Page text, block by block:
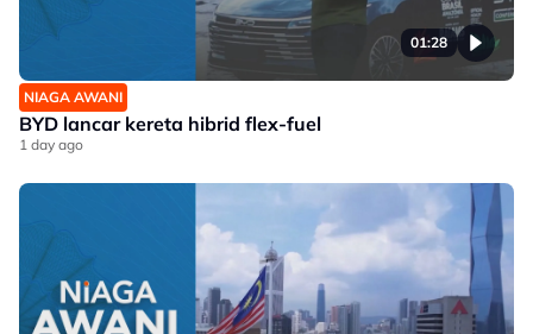
01:28
NIAGA AWANI
BYD lancar kereta hibrid flex-fuel
1 day ago